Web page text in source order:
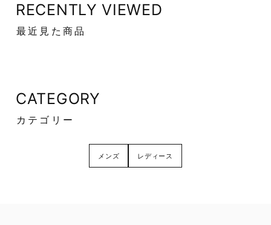
RECENTLY VIEWED
最近見た商品
CATEGORY
カテゴリー
メンズ レディース